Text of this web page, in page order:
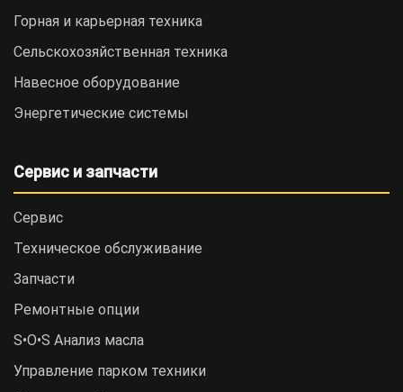
Горная и карьерная техника
Сельскохозяйственная техника
Навесное оборудование
Энергетические системы
Сервис и запчасти
Сервис
Техническое обслуживание
Запчасти
Ремонтные опции
S•O•S Анализ масла
Управление парком техники